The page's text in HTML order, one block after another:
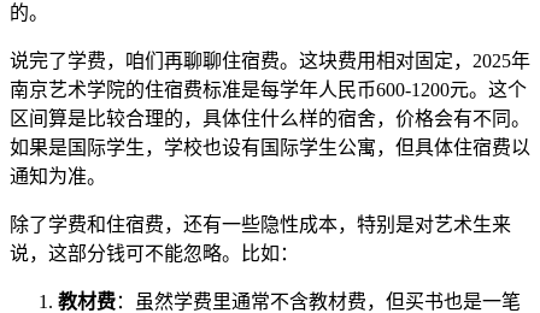
的。
说完了学费，咱们再聊聊住宿费。这块费用相对固定，2025年
南京艺术学院的住宿费标准是每学年人民币600-1200元。这个
区间算是比较合理的，具体住什么样的宿舍，价格会有不同。
如果是国际学生，学校也设有国际学生公寓，但具体住宿费以
通知为准。
除了学费和住宿费，还有一些隐性成本，特别是对艺术生来
说，这部分钱可不能忽略。比如：
教材费：虽然学费里通常不含教材费，但买书也是一笔